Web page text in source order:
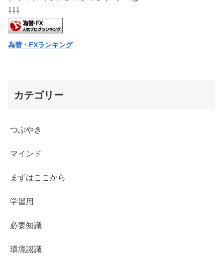
⇩⇩⇩
為替・FXランキング
カテゴリー
つぶやき
マインド
まずはここから
学習用
必要知識
環境認識